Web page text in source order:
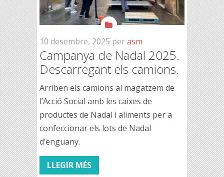
10 desembre, 2025 perasm
Campanya de Nadal 2025.
Descarregant els camions.
Arriben els camions al magatzem de
l’Acció Social amb les caixes de
productes de Nadal i aliments per a
confeccionar els lots de Nadal
d’enguany.
LLEGIR MÉS